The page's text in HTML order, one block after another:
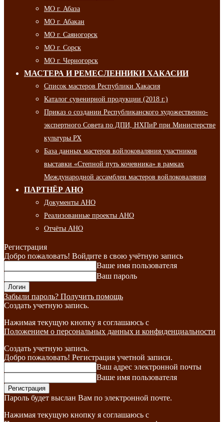
МО г. Абаза
МО г. Абакан
МО г. Саяногорск
МО г. Сорск
МО г. Черногорск
МАСТЕРА И РЕМЕСЛЕННИКИ ХАКАСИИ
Список мастеров Республики Хакасия
Каталог сувенирной продукции (2018 г.)
Приказ о создании Республиканского художественно-
экспертного Совета по ДПИ, НХПиР при Министерстве
культуры РХ
База данных мастеров войлоковаляния участников
выставки «Степной путь кочевника» в рамках
Международной ассамблеи мастеров войлоковаляния
ПАРТНЁР АНО
Документы АНО
Реализованные проекты АНО
Отчёты АНО
Регистрация
Добро пожаловать! Войдите в свою учётную запись
Ваше имя пользователя
Ваш пароль
Забыли пароль? Получить помощь
Создать учетную запись.
Нажимая текущую кнопку я соглашаюсь с
Положением о персональных данных и конфиденциальности
Создать учетную запись.
Добро пожаловать! Регистрация учетной записи.
Ваш адрес электронной почты
Ваше имя пользователя
Пароль будет выслан Вам по электронной почте.
Нажимая текущую кнопку я соглашаюсь с